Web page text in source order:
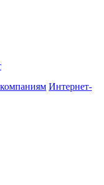
Интернет-